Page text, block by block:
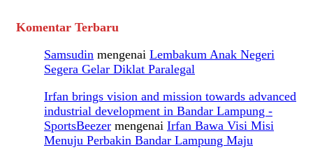
Komentar Terbaru
Samsudin mengenai Lembakum Anak Negeri
Segera Gelar Diklat Paralegal
Irfan brings vision and mission towards advanced
industrial development in Bandar Lampung -
SportsBeezer mengenai Irfan Bawa Visi Misi
Menuju Perbakin Bandar Lampung Maju